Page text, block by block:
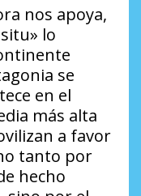
nos apoya,
lo
se
en el
más alta
a favor
tanto por
hecho